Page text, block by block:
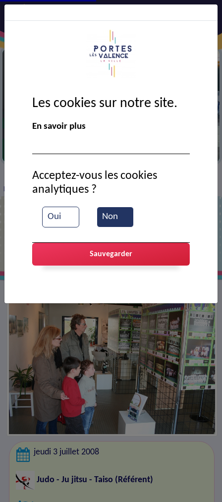
> VIE MUNICIPALE > Ressources documentaires
Exposition pour les 40 ans du club de judo
Exposition pour les 40 ans du club de
judo
jeudi 3 juillet 2008
Judo - Ju jitsu - Taiso (Référent)
Les cookies sur notre site.
En savoir plus
Oui Non
Acceptez-vous les cookies
analytiques ?
Sauvegarder